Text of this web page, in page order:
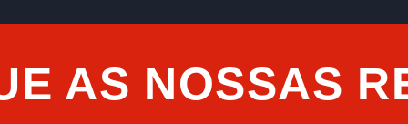
AS NOSSAS